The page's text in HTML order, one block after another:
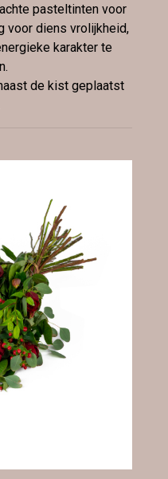
pasteltinten voor
voor diens vrolijkheid,
karakter te
de kist geplaatst